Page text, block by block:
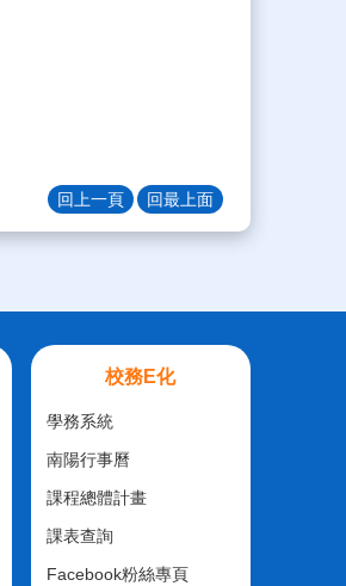
回上一頁 回最上面
校務E化
學務系統
南陽行事曆
課程總體計畫
課表查詢
Facebook粉絲專頁